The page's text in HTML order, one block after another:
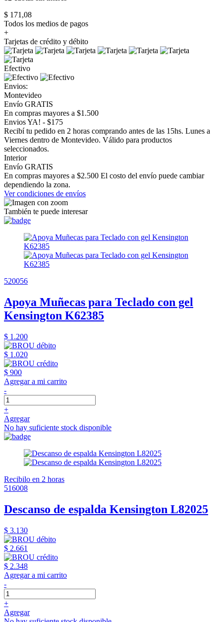
$ 171,08
Todos los medios de pagos
+
Tarjetas de crédito y débito
Efectivo
Envios:
Montevideo
Envío GRATIS
En compras mayores a $1.500
Envios YA! - $175
Recibí tu pedido en 2 horas comprando antes de las 15hs. Lunes a
Viernes dentro de Montevideo. Válido para productos
seleccionados.
Interior
Envío GRATIS
En compras mayores a $2.500 El costo del envío puede cambiar
dependiendo la zona.
Ver condiciones de envíos
También te puede interesar
520056
Apoya Muñecas para Teclado con gel
Kensington K62385
$ 1.200
$ 1.020
$ 900
Agregar a mi carrito
-
+
Agregar
No hay suficiente stock disponible
Recibilo en 2 horas
516008
Descanso de espalda Kensington L82025
$ 3.130
$ 2.661
$ 2.348
Agregar a mi carrito
-
+
Agregar